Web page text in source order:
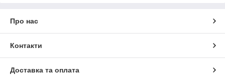
Про нас
Контакти
Доставка та оплата